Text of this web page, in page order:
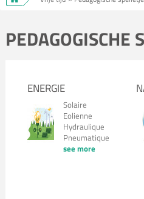
PEDAGOGISCHE
ENERGIE
Solaire
Eolienne
Hydraulique
Pneumatique
see more